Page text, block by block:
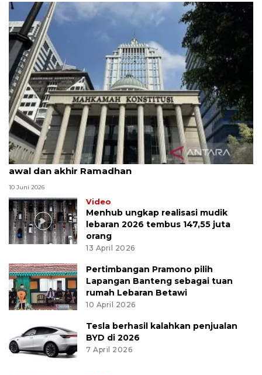
MK uji materi UU Peradilan Agama perihal isbat
awal dan akhir Ramadhan
10 Juni 2026
Video
Menhub ungkap realisasi mudik
lebaran 2026 tembus 147,55 juta
orang
13 April 2026
Pertimbangan Pramono pilih
Lapangan Banteng sebagai tuan
rumah Lebaran Betawi
10 April 2026
Tesla berhasil kalahkan penjualan
BYD di 2026
7 April 2026